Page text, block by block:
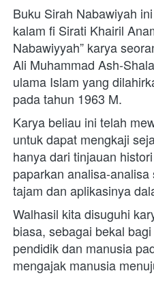
Buku Sirah Nabawiyah
kalam fi Sirati Khairil
Nabawiyyah” karya
Ali Muhammad Ash-
ulama Islam yang
pada tahun 1963 M.
Karya beliau ini telah
untuk dapat mengkaji
hanya dari tinjauan
paparkan analisa-
tajam dan aplikasinya
Walhasil kita disuguhi
biasa, sebagai bekal
pendidik dan manusia
mengajak manusia